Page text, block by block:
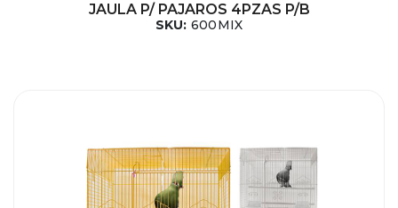
JAULA P/ PAJAROS 4PZAS P/B
SKU: 600MIX